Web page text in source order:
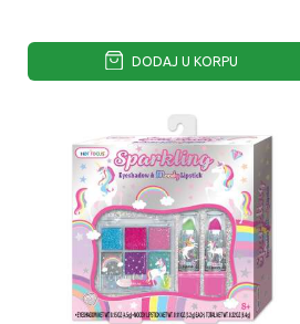
DODAJ U KORPU